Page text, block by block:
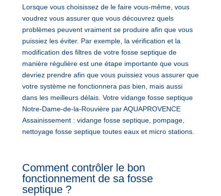
Lorsque vous choisissez de le faire vous-même, vous
voudrez vous assurer que vous découvrez quels
problèmes peuvent vraiment se produire afin que vous
puissiez les éviter. Par exemple, la vérification et la
modification des filtres de votre fosse septique de
manière régulière est une étape importante que vous
devriez prendre afin que vous puissiez vous assurer que
votre système ne fonctionnera pas bien, mais aussi
dans les meilleurs délais. Votre vidange fosse septique
Notre-Dame-de-la-Rouvière par AQUAPROVENCE
Assainissement : vidange fosse septique, pompage,
nettoyage fosse septique toutes eaux et micro stations.
Comment contrôler le bon
fonctionnement de sa fosse
septique ?